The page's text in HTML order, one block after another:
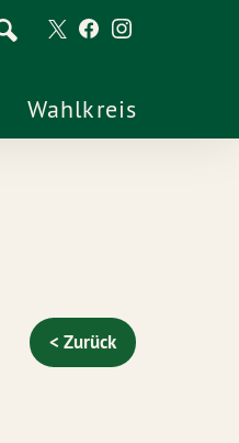
Wahlkreis
< Zurück